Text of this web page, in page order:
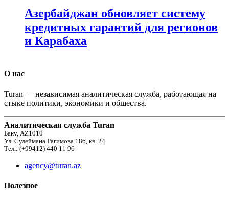
Азербайджан обновляет систему
кредитных гарантий для регионов
и Карабаха
О нас
Turan — независимая аналитическая служба, работающая на
стыке политики, экономики и общества.
Аналитическая служба Turan
Баку, AZ1010
Ул. Сулеймана Рагимова 186, кв. 24
Тел.: (+99412) 440 11 96
agency@turan.az
Полезное